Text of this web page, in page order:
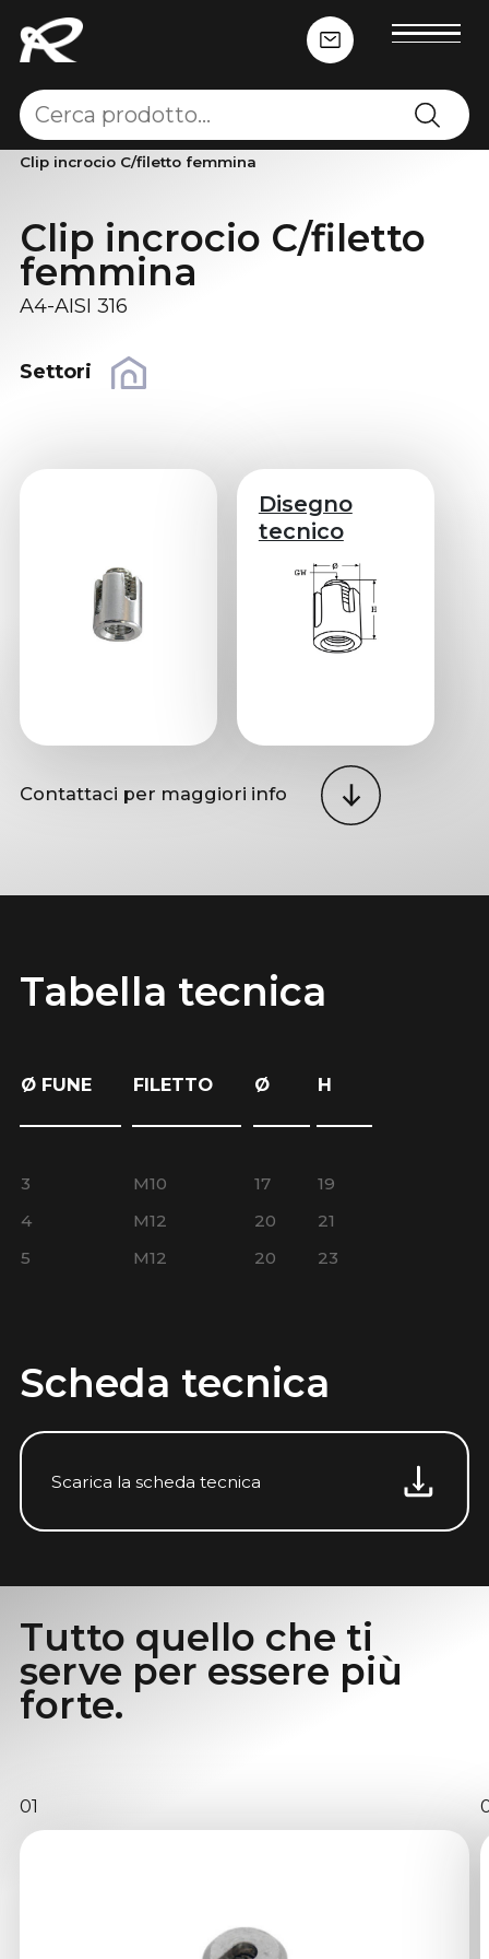
Home - Altri accessori - altro -
Clip incrocio C/filetto femmina
Clip incrocio C/filetto
femmina
A4-AISI 316
Settori
Disegno
tecnico
Contattaci per maggiori info
Tabella tecnica
Ø FUNE FILETTO Ø H
3 M10 17
19
4
M12 20
21
5
M12 20 23
Scheda tecnica
Scarica la scheda tecnica
Tutto quello che ti
serve per essere più
forte.
01